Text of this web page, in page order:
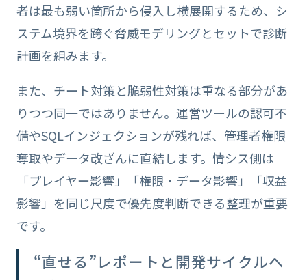
者は最も弱い箇所から侵入し横展開するため、シ
ステム境界を跨ぐ脅威モデリングとセットで診断
計画を組みます。
また、チート対策と脆弱性対策は重なる部分があ
りつつ同一ではありません。運営ツールの認可不
備やSQLインジェクションが残れば、管理者権限
奪取やデータ改ざんに直結します。情シス側は
「プレイヤー影響」「権限・データ影響」「収益
影響」を同じ尺度で優先度判断できる整理が重要
です。
“直せる”レポートと開発サイクルへ